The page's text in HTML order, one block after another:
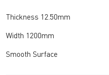
Thickness 12.50mm
Width 1200mm
Smooth Surface